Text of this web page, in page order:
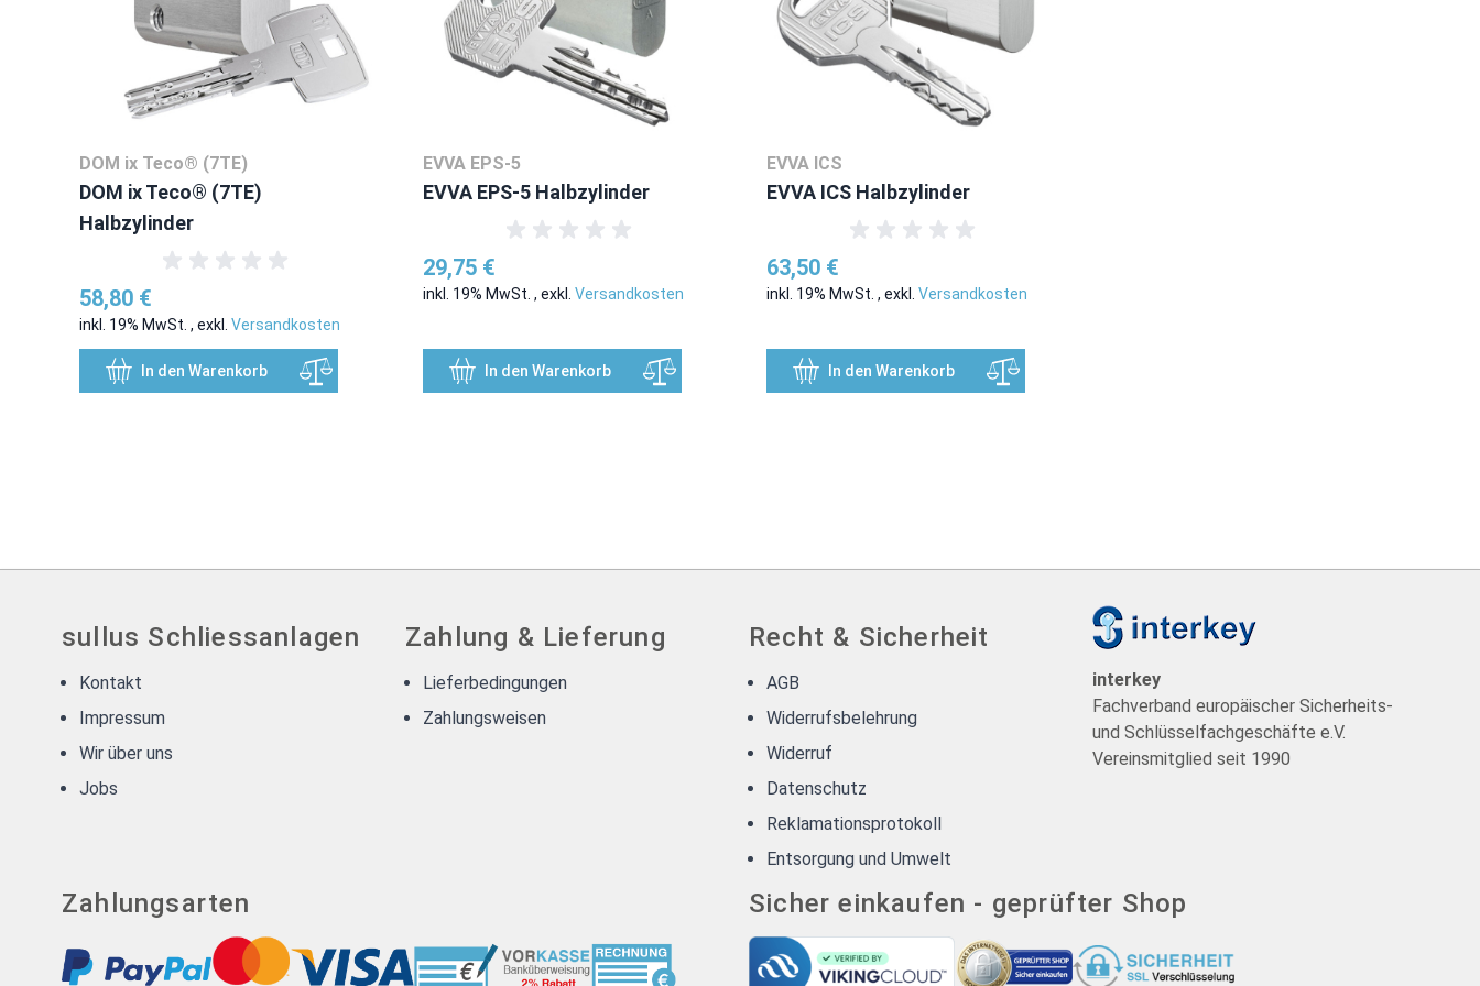
DOM ix Teco® (7TE)
DOM ix Teco® (7TE)
Halbzylinder
58,80 €
inkl. 19% MwSt. , exkl. Versandkosten
In den Warenkorb
EVVA EPS-5
EVVA EPS-5 Halbzylinder
29,75 €
inkl. 19% MwSt. , exkl. Versandkosten
In den Warenkorb
EVVA ICS
EVVA ICS Halbzylinder
63,50 €
inkl. 19% MwSt. , exkl. Versandkosten
In den Warenkorb
sullus Schliessanlagen
Kontakt
Impressum
Wir über uns
Jobs
Zahlung & Lieferung
Lieferbedingungen
Zahlungsweisen
Recht & Sicherheit
AGB
Widerrufsbelehrung
Widerruf
Datenschutz
Reklamationsprotokoll
Entsorgung und Umwelt
interkey
Fachverband europäischer Sicherheits-
und Schlüsselfachgeschäfte e.V.
Vereinsmitglied seit 1990
Zahlungsarten Sicher einkaufen - geprüfter Shop